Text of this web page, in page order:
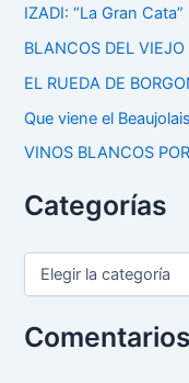
IZADI: “La Gran Cata”
BLANCOS DEL
EL RUEDA DE
Que viene el
VINOS BLANCOS
Categorías
e
g